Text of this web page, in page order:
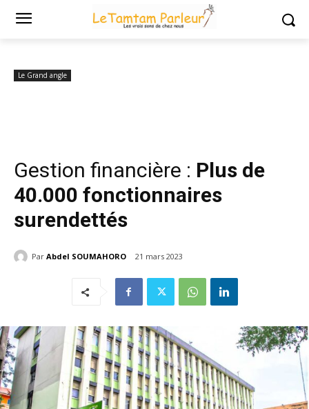
Accueil Le Grand angle
Gestion financière : Plus de 40.000
Le Grand angle
Gestion financière : Plus de
40.000 fonctionnaires
surendettés
Par Abdel SOUMAHORO 21 mars 2023